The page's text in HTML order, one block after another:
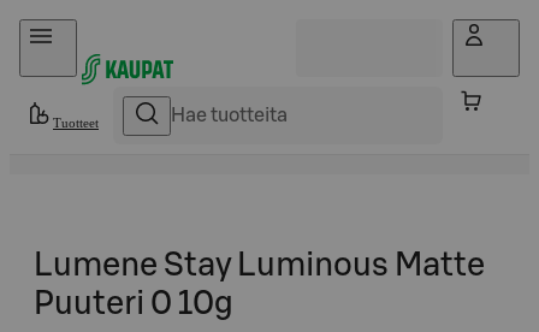
Hyppää sisältöön
Tuotteet
Lumene Stay Luminous Matte
Puuteri 0 10g